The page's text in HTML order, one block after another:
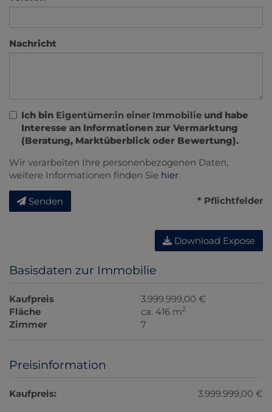
Nachricht
Ich bin Eigentümer:in einer Immobilie und habe
Interesse an Informationen zur Vermarktung
(Beratung, Marktüberblick oder Bewertung).
Wir verarbeiten Ihre personenbezogenen Daten,
weitere Informationen finden Sie hier.
Senden * Pflichtfelder
Download Expose
Basisdaten zur Immobilie
Kaufpreis
3.999.999,00 €
Fläche
ca. 416 m2
Zimmer 7
Preisinformation
Kaufpreis: 3.999.999,00 €